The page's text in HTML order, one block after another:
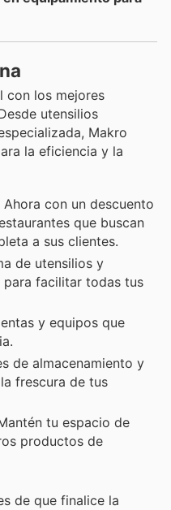
con los mejores
utensilios
Makro
la eficiencia y la
Ahora con un descuento
que buscan
a sus clientes.
de utensilios y
facilitar todas tus
y equipos que
de almacenamiento y
frescura de tus
tu espacio de
productos de
de que finalice la